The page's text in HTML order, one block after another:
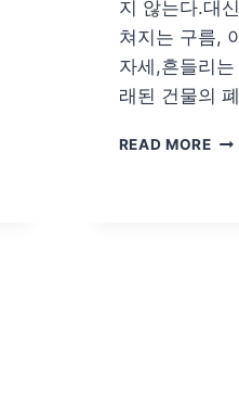
지 않는다.대
쳐지는 구름,
자세,흔들리
래된 건물의
READ MORE송